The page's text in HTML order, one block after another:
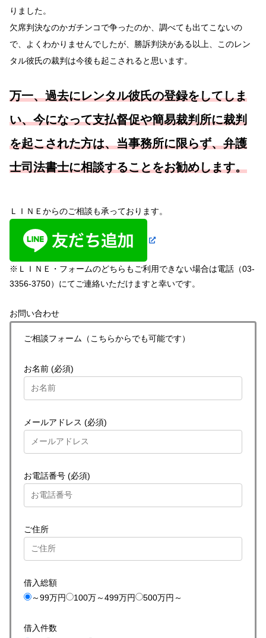
りました。
欠席判決なのかガチンコで争ったのか、調べても出てこないの
で、よくわかりませんでしたが、勝訴判決がある以上、このレン
タル彼氏の裁判は今後も起こされると思います。
万一、過去にレンタル彼氏の登録をしてしま
い、今になって支払督促や簡易裁判所に裁判
を起こされた方は、当事務所に限らず、弁護
士司法書士に相談することをお勧めします。
ＬＩＮＥからのご相談も承っております。
※ＬＩＮＥ・フォームのどちらもご利用できない場合は電話（03-
3356-3750）にてご連絡いただけますと幸いです。
お問い合わせ
ご相談フォーム（こちらからでも可能です）
お名前 (必須)
メールアドレス (必須)
お電話番号 (必須)
ご住所
借入総額
～99万円
100万～499万円 500万円～
借入件数